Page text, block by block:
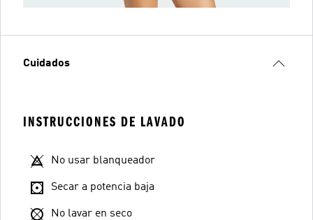
Cuidados
INSTRUCCIONES DE LAVADO
No usar blanqueador
Secar a potencia baja
No lavar en seco